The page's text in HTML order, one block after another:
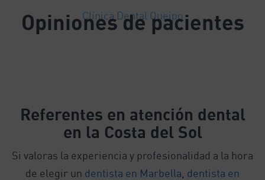
Clínica Dental Queipo
Opiniones de pacientes
Referentes en atención dental
en la Costa del Sol
Si valoras la experiencia y profesionalidad a la hora
de elegir un dentista en Marbella dentista en